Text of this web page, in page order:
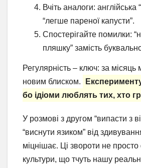
Вчіть аналоги:
“легше пареної капусти”.
Спостерігайте помилки:
пляшку” замість
Регулярність – ключ: за місяць
новим блиском.
бо ідіоми люблять тих, хто
У розмові з другом “випасти з
“виснути язиком” від
міцнішає. Ці звороти не
культури, що тчуть нашу